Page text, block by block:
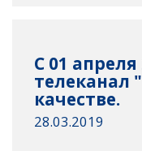
С 01
телеканал
качестве.
28.03.2019